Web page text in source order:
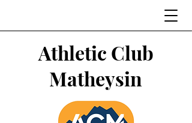
Athletic Club
Matheysin